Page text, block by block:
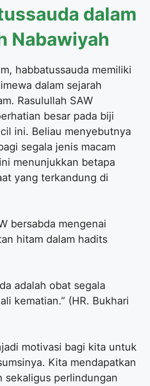
dalam
Nabawiyah
habbatussauda memiliki
dalam sejarah
Rasulullah SAW
besar pada biji
ini. Beliau menyebutnya
segala jenis macam
menunjukkan betapa
yang terkandung di
bersabda mengenai
hitam dalam hadits
adalah obat segala
kematian.” (HR. Bukhari
motivasi bagi kita untuk
Kita mendapatkan
sekaligus perlindungan